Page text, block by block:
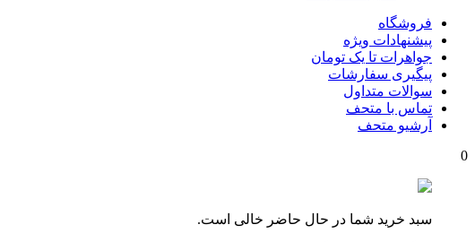
فروشگاه
پیشنهادات ویژه
جواهرات تا یک تومان
پیگیری سفارشات
سوالات متداول
تماس با متحف
آرشیو متحف
0
سبد خرید شما در حال حاضر خالی است.